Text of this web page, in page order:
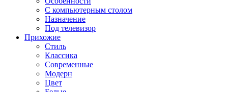
С компьютерным столом
Назначение
Под телевизор
Прихожие
Стиль
Классика
Современные
Модерн
Цвет